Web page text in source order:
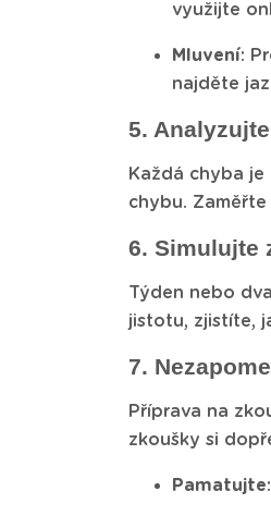
využijte
Mluvení:
najděte
5.
Každá chyba je
chybu.
6. Simulujte
Týden nebo
jistotu, zjistíte,
7.
Příprava na
zkoušky si
Pamatujte